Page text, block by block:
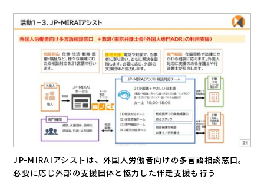
JP-MIRAIアシストは、外国人労働者向けの多言語相談窓口。
必要に応じ外部の支援団体と協力した伴走支援も行う